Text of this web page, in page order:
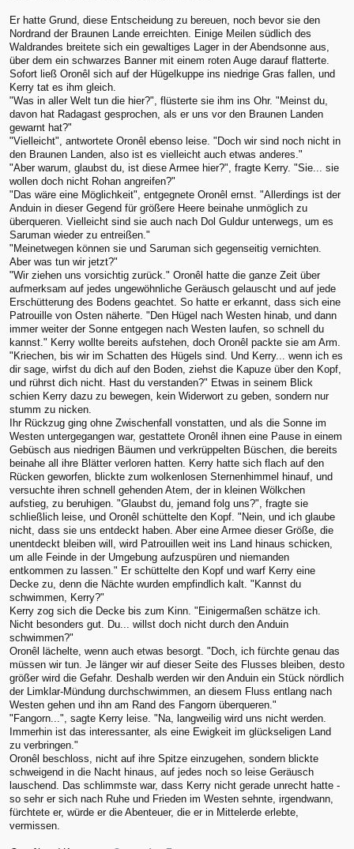
Er hatte Grund, diese Entscheidung zu bereuen, noch bevor sie den
Nordrand der Braunen Lande erreichten. Einige Meilen südlich des
Waldrandes breitete sich ein gewaltiges Lager in der Abendsonne aus,
über dem ein schwarzes Banner mit einem roten Auge darauf flatterte.
Sofort ließ Oronêl sich auf der Hügelkuppe ins niedrige Gras fallen, und
Kerry tat es ihm gleich.
"Was in aller Welt tun die hier?", flüsterte sie ihm ins Ohr. "Meinst du,
davon hat Radagast gesprochen, als er uns vor den Braunen Landen
gewarnt hat?"
"Vielleicht", antwortete Oronêl ebenso leise. "Doch wir sind noch nicht in
den Braunen Landen, also ist es vielleicht auch etwas anderes."
"Aber warum, glaubst du, ist diese Armee hier?", fragte Kerry. "Sie... sie
wollen doch nicht Rohan angreifen?"
"Das wäre eine Möglichkeit", entgegnete Oronêl ernst. "Allerdings ist der
Anduin in dieser Gegend für größere Heere beinahe unmöglich zu
überqueren. Vielleicht sind sie auch nach Dol Guldur unterwegs, um es
Saruman wieder zu entreißen."
"Meinetwegen können sie und Saruman sich gegenseitig vernichten.
Aber was tun wir jetzt?"
"Wir ziehen uns vorsichtig zurück." Oronêl hatte die ganze Zeit über
aufmerksam auf jedes ungewöhnliche Geräusch gelauscht und auf jede
Erschütterung des Bodens geachtet. So hatte er erkannt, dass sich eine
Patrouille von Osten näherte. "Den Hügel nach Westen hinab, und dann
immer weiter der Sonne entgegen nach Westen laufen, so schnell du
kannst." Kerry wollte bereits aufstehen, doch Oronêl packte sie am Arm.
"Kriechen, bis wir im Schatten des Hügels sind. Und Kerry... wenn ich es
dir sage, wirfst du dich auf den Boden, ziehst die Kapuze über den Kopf,
und rührst dich nicht. Hast du verstanden?" Etwas in seinem Blick
schien Kerry dazu zu bewegen, kein Widerwort zu geben, sondern nur
stumm zu nicken.
Ihr Rückzug ging ohne Zwischenfall vonstatten, und als die Sonne im
Westen untergegangen war, gestattete Oronêl ihnen eine Pause in einem
Gebüsch aus niedrigen Bäumen und verkrüppelten Büschen, die bereits
beinahe all ihre Blätter verloren hatten. Kerry hatte sich flach auf den
Rücken geworfen, blickte zum wolkenlosen Sternenhimmel hinauf, und
versuchte ihren schnell gehenden Atem, der in kleinen Wölkchen
aufstieg, zu beruhigen. "Glaubst du, jemand folg uns?", fragte sie
schließlich leise, und Oronêl schüttelte den Kopf. "Nein, und ich glaube
nicht, dass sie uns entdeckt haben. Aber eine Armee dieser Größe, die
unentdeckt bleiben will, wird Patrouillen weit ins Land hinaus schicken,
um alle Feinde in der Umgebung aufzuspüren und niemanden
entkommen zu lassen." Er schüttelte den Kopf und warf Kerry eine
Decke zu, denn die Nächte wurden empfindlich kalt. "Kannst du
schwimmen, Kerry?"
Kerry zog sich die Decke bis zum Kinn. "Einigermaßen schätze ich.
Nicht besonders gut. Du... willst doch nicht durch den Anduin
schwimmen?"
Oronêl lächelte, wenn auch etwas besorgt. "Doch, ich fürchte genau das
müssen wir tun. Je länger wir auf dieser Seite des Flusses bleiben, desto
größer wird die Gefahr. Deshalb werden wir den Anduin ein Stück nördlich
der Limklar-Mündung durchschwimmen, an diesem Fluss entlang nach
Westen gehen und ihn am Rand des Fangorn überqueren."
"Fangorn...", sagte Kerry leise. "Na, langweilig wird uns nicht werden.
Immerhin ist das interessanter, als eine Ewigkeit im glückseligen Land
zu verbringen."
Oronêl beschloss, nicht auf ihre Spitze einzugehen, sondern blickte
schweigend in die Nacht hinaus, auf jedes noch so leise Geräusch
lauschend. Das schlimmste war, dass Kerry nicht gerade unrecht hatte -
so sehr er sich nach Ruhe und Frieden im Westen sehnte, irgendwann,
fürchtete er, würde er die Abenteuer, die er in Mittelerde erlebte,
vermissen.